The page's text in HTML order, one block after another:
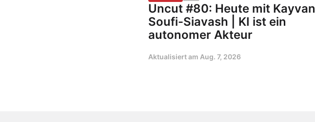
Uncut #80: Heute mit Kayvan
Soufi-Siavash | KI ist ein
autonomer Akteur
Aktualisiert am Aug. 7, 2026